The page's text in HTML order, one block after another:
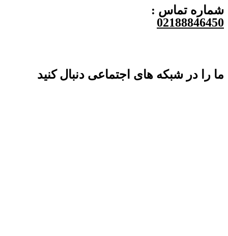
شماره تماس :
02188846450
ما را در شبکه های اجتماعی دنبال کنید